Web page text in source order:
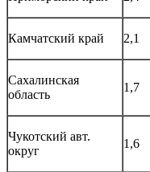
Камчатский край 2,1
Сахалинская
область
1,7
Чукотский авт.
округ
1,6